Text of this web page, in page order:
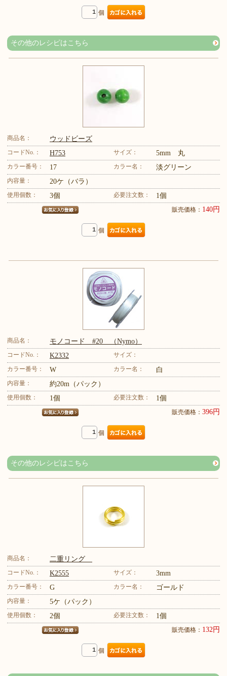
個
その他のレシピはこちら
商品名： ウッドビーズ
コードNo.： H753 サイズ： 5mm 丸
カラー番号： 17 カラー名： 淡グリーン
内容量： 20ケ（バラ）
使用個数： 3個 必要注文数： 1個
販売価格： 140円
個
商品名： モノコード #20 （Nymo）
コードNo.： K2332
サイズ：
カラー番号：
W カラー名： 白
内容量： 約20m（パック）
使用個数： 1個 必要注文数： 1個
販売価格： 396円
個
その他のレシピはこちら
商品名： 二重リング
コードNo.： K2555 サイズ： 3mm
カラー番号： G カラー名： ゴールド
内容量： 5ケ（パック）
使用個数： 2個 必要注文数： 1個
販売価格： 132円
個